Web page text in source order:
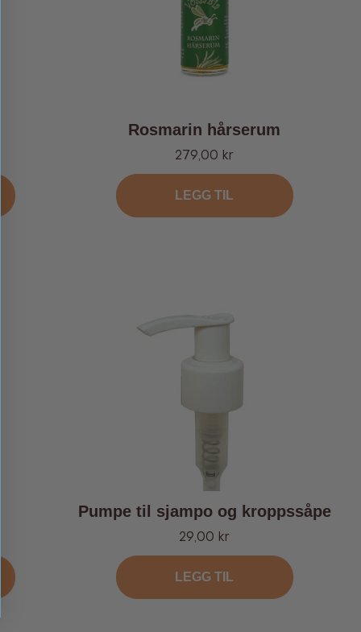
Rosmarin hårserum
Tilbud
279,00 kr
LEGG TIL
Pumpe til sjampo og kroppssåpe
Tilbud
29,00 kr
LEGG TIL